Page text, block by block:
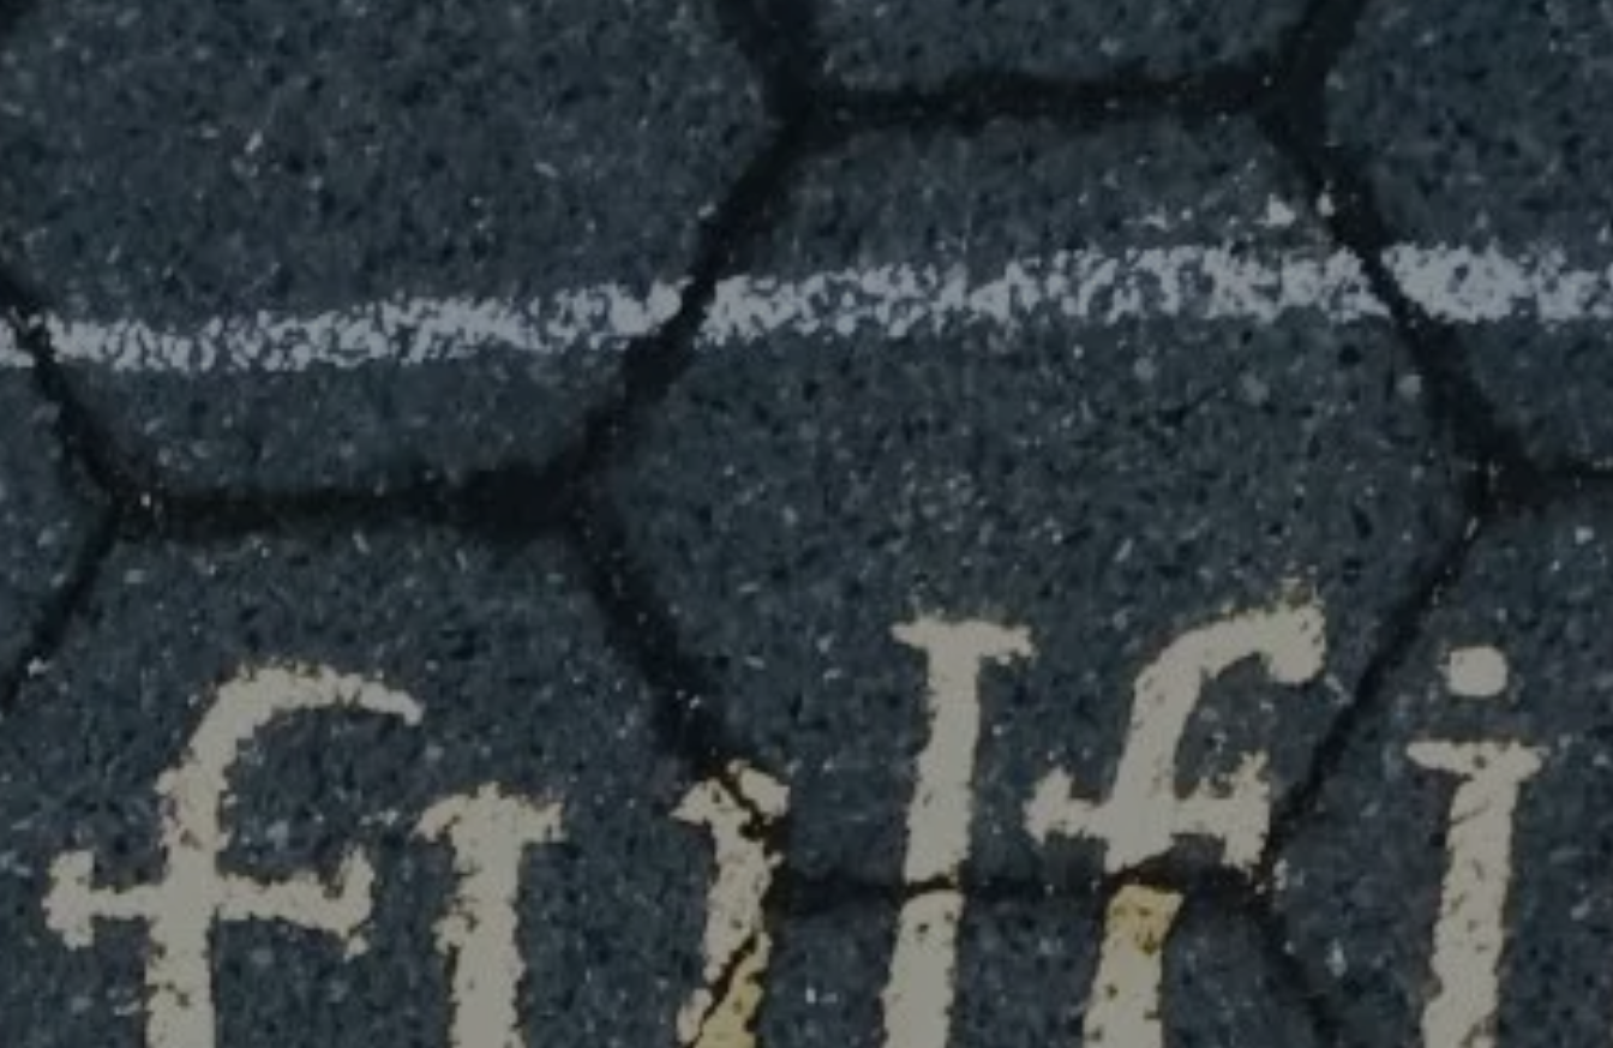
Hit enter to search or ESC to close